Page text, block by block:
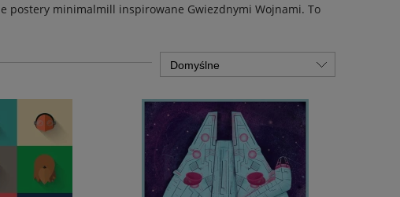
postery minimalmill inspirowane Gwiezdnymi Wojnami. To